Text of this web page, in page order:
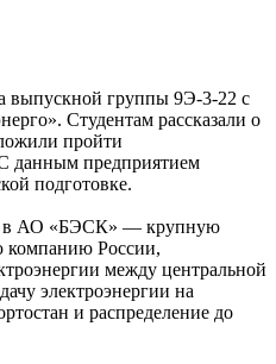
выпускной группы 9Э-3-22 с
Студентам рассказали о
пройти
данным предприятием
подготовке.
в АО «БЭСК» — крупную
компанию России,
между центральной
электроэнергии на
и распределение до